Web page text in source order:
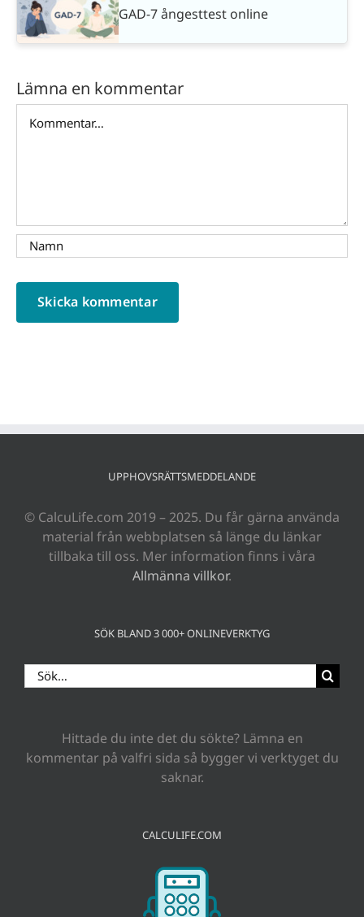
GAD-7 ångesttest online
Lämna en kommentar
UPPHOVSRÄTTSMEDDELANDE
© CalcuLife.com 2019 – 2025. Du får gärna använda
material från webbplatsen så länge du länkar
tillbaka till oss. Mer information finns i våra
Allmänna villkor.
SÖK BLAND 3 000+ ONLINEVERKTYG
Sök
efter:
Hittade du inte det du sökte? Lämna en
kommentar på valfri sida så bygger vi verktyget du
saknar.
CALCULIFE.COM